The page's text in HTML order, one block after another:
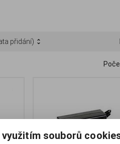
přidání)
souborů